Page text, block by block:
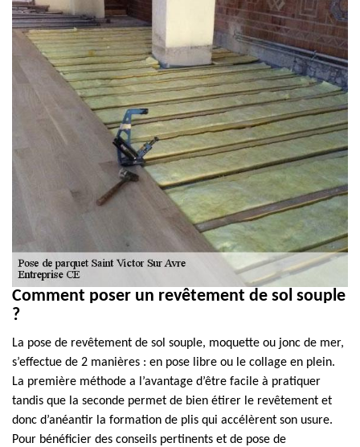
Comment poser un revêtement de sol souple
?
La pose de revêtement de sol souple, moquette ou jonc de mer,
s’effectue de 2 manières : en pose libre ou le collage en plein.
La première méthode a l’avantage d’être facile à pratiquer
tandis que la seconde permet de bien étirer le revêtement et
donc d’anéantir la formation de plis qui accélèrent son usure.
Pour bénéficier des conseils pertinents et de pose de